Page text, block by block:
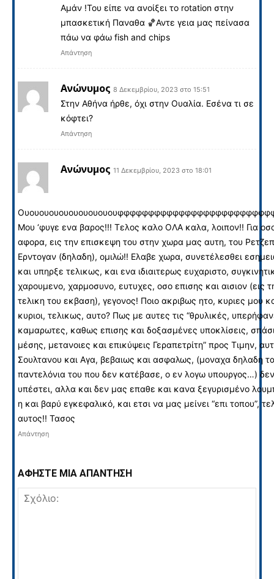
Αμάν !Του είπε να ανοίξει το rotation στην
μπασκετική Παναθα 🏀Αντε γεια μας πείνασα
πάω να φάω fish and chips
Απάντηση
Ανώνυμος 8 Δεκεμβρίου, 2023 στο 15:51
Στην Αθήνα ήρθε, όχι στην Ουαλία. Εσένα τι σε
κόφτει?
Απάντηση
Ανώνυμος 11 Δεκεμβρίου, 2023 στο 18:01
Μου ‘φυγε ενα βαρος!!! Τελος καλο ΟΛΑ καλα, λοιπον!! Για
αφορα, εις την επισκεψη του στην χωρα μας αυτη, του
Ερντογαν (δηλαδη), ομιλώ!! Ελαβε χωρα, συνετέλεσθει
και υπηρξε τελικως, και ενα ιδιαιτερως ευχαριστο,
χαρουμενο, χαρμοσυνο, ευτυχες, οσο επισης και αισιον (εις
τελικη του εκβαση), γεγονος! Ποιο ακριβως ητο, κυριες μου
κυριοι, τελικως, αυτο? Πως με αυτες τις “θρυλικές,
καμαρωτες, καθως επισης και δοξασμένες υποκλίσεις,
μέσης, μετανοιες και επικύψεις Γεραπετρίτη” προς Τιμην,
Σουλτανου και Αγα, βεβαιως και ασφαλως, (μοναχα δηλαδη
παντελόνια του που δεν κατέβασε, ο εν λογω υπουργος…) δεν
υπέστει, αλλα και δεν μας επαθε και κανα ξεγυρισμένο
η και βαρύ εγκεφαλικό, και ετσι να μας μείνει “επι τοπου”,
αυτος!! Τασος
Απάντηση
ΑΦΗΣΤΕ ΜΙΑ ΑΠΑΝΤΗΣΗ